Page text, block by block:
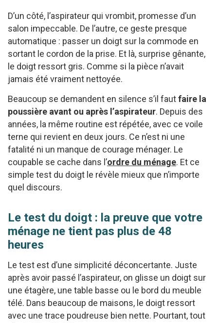
D’un côté, l’aspirateur qui vrombit, promesse d’un
salon impeccable. De l’autre, ce geste presque
automatique : passer un doigt sur la commode en
sortant le cordon de la prise. Et là, surprise gênante,
le doigt ressort gris. Comme si la pièce n’avait
jamais été vraiment nettoyée.
Beaucoup se demandent en silence s’il fautfaire la
poussière avant ou après l’aspirateur. Depuis des
années, la même routine est répétée, avec ce voile
terne qui revient en deux jours. Ce n’est ni une
fatalité ni un manque de courage ménager. Le
coupable se cache dans l’ordre du ménage. Et ce
simple test du doigt le révèle mieux que n’importe
quel discours.
Le test du doigt : la preuve que votre
ménage ne tient pas plus de 48
heures
Le test est d’une simplicité déconcertante. Juste
après avoir passé l’aspirateur, on glisse un doigt sur
une étagère, une table basse ou le bord du meuble
télé. Dans beaucoup de maisons, le doigt ressort
avec une trace poudreuse bien nette. Pourtant, tout